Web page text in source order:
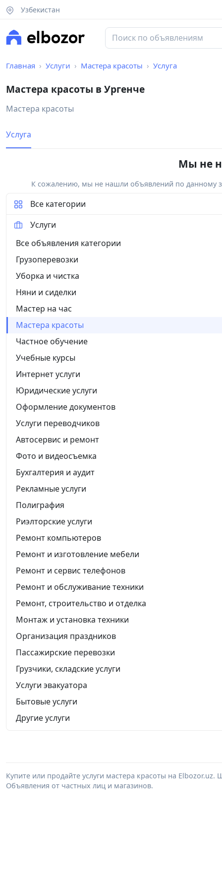
Узбекистан
Главная Услуги Мастера красоты Услуга
Мастера красоты в Ургенче
Мастера красоты
Услуга
Мы не
К сожалению, мы не нашли объявлений по данному
Все категории
Услуги
Все объявления категории
Грузоперевозки
Уборка и чистка
Няни и сиделки
Мастер на час
Мастера красоты
Частное обучение
Учебные курсы
Интернет услуги
Юридические услуги
Оформление документов
Услуги переводчиков
Автосервис и ремонт
Фото и видеосъемка
Бухгалтерия и аудит
Рекламные услуги
Полиграфия
Риэлторские услуги
Ремонт компьютеров
Ремонт и изготовление мебели
Ремонт и сервис телефонов
Ремонт и обслуживание техники
Ремонт, строительство и отделка
Монтаж и установка техники
Организация праздников
Пассажирские перевозки
Грузчики, складские услуги
Услуги эвакуатора
Бытовые услуги
Другие услуги
Купите или продайте услуги мастера красоты на
Объявления от частных лиц и магазинов.